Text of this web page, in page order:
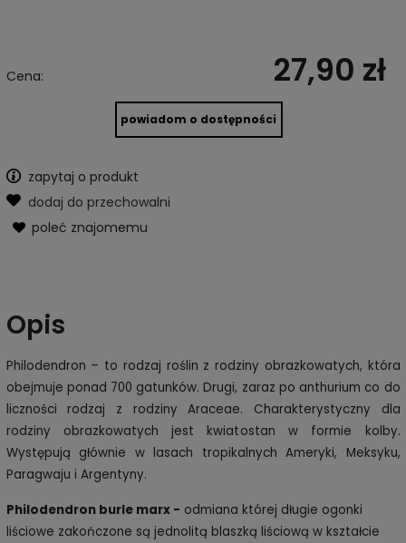
Cena: 27,90 zł
powiadom o dostępności
zapytaj o produkt
dodaj do przechowalni
poleć znajomemu
Opis
Philodendron – to rodzaj roślin z rodziny obrazkowatych, która
obejmuje ponad 700 gatunków. Drugi, zaraz po anthurium co do
liczności rodzaj z rodziny Araceae. Charakterystyczny dla
rodziny obrazkowatych jest kwiatostan w formie kolby.
Występują głównie w lasach tropikalnych Ameryki, Meksyku,
Paragwaju i Argentyny.
Philodendron burle marx - odmiana której długie ogonki
liściowe zakończone są jednolitą blaszką liściową w kształcie